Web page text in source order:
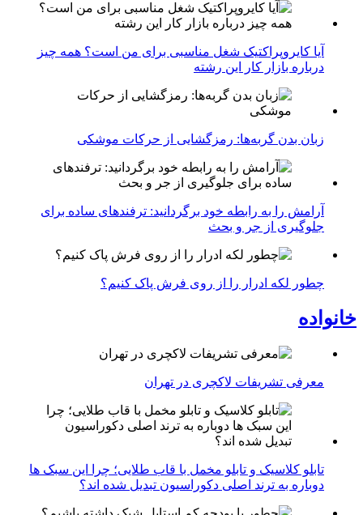
آیا کایروپراکتیک شغل مناسبی برای من است؟ همه چیز
درباره بازار کار این رشته
زبان بدن گربه‌ها: رمزگشایی از حرکات موشکی
آرامش را به رابطه خود برگردانید: ترفندهای ساده برای
جلوگیری از جر و بحث
چطور لکه ادرار را از روی فرش پاک کنیم؟
خانواده
معرفی تشریفات لاکچری در تهران
تابلو کلاسیک و تابلو مخمل با قاب طلایی؛ چرا این سبک ها
دوباره به ترند اصلی دکوراسیون تبدیل شده اند؟